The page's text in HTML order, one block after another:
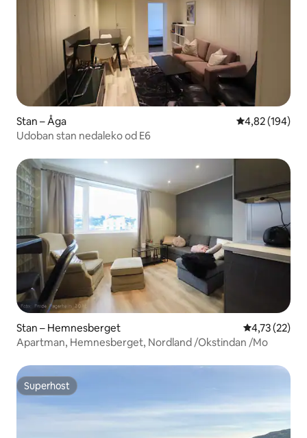
Stan – Åga Prosječna
4,82 (194)
Udoban stan nedaleko od E6
Stan – Hemnesberget Prosječna
4,73 (22)
Apartman, Hemnesberget, Nordland /Okstindan /Mo
Superhost
Superhost